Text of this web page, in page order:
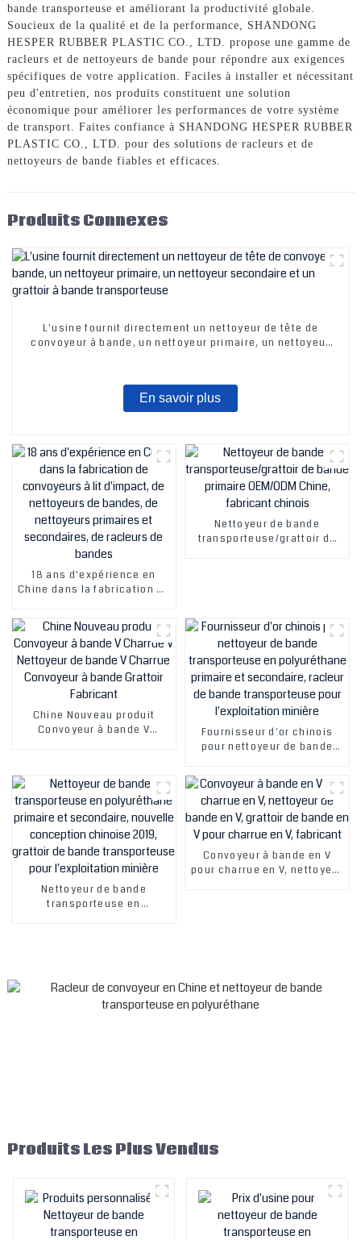
bande transporteuse et améliorant la productivité globale.
Soucieux de la qualité et de la performance, SHANDONG
HESPER RUBBER PLASTIC CO., LTD. propose une gamme de
racleurs et de nettoyeurs de bande pour répondre aux exigences
spécifiques de votre application. Faciles à installer et nécessitant
peu d'entretien, nos produits constituent une solution
économique pour améliorer les performances de votre système
de transport. Faites confiance à SHANDONG HESPER RUBBER
PLASTIC CO., LTD. pour des solutions de racleurs et de
nettoyeurs de bande fiables et efficaces.
Produits Connexes
L'usine fournit directement un nettoyeur de tête de
convoyeur à bande, un nettoyeur primaire, un nettoyeur
En savoir plus
18 ans d'expérience en
Chine dans la fabrication de
de nettoyeurs de bandes,
de nettoyeurs primaires et
secondaires, de racleurs de
bandes
Nettoyeur de bande
transporteuse/grattoir de
Chine Nouveau produit
Convoyeur à bande V
Fournisseur d'or chinois
pour nettoyeur de bande
polyuréthane primaire et
secondaire, racleur de
bande transporteuse pour
l'exploitation minière
Nettoyeur de bande
transporteuse en
l'exploitation minière
Convoyeur à bande en V
pour charrue en V, nettoyeur
Produits Les Plus Vendus